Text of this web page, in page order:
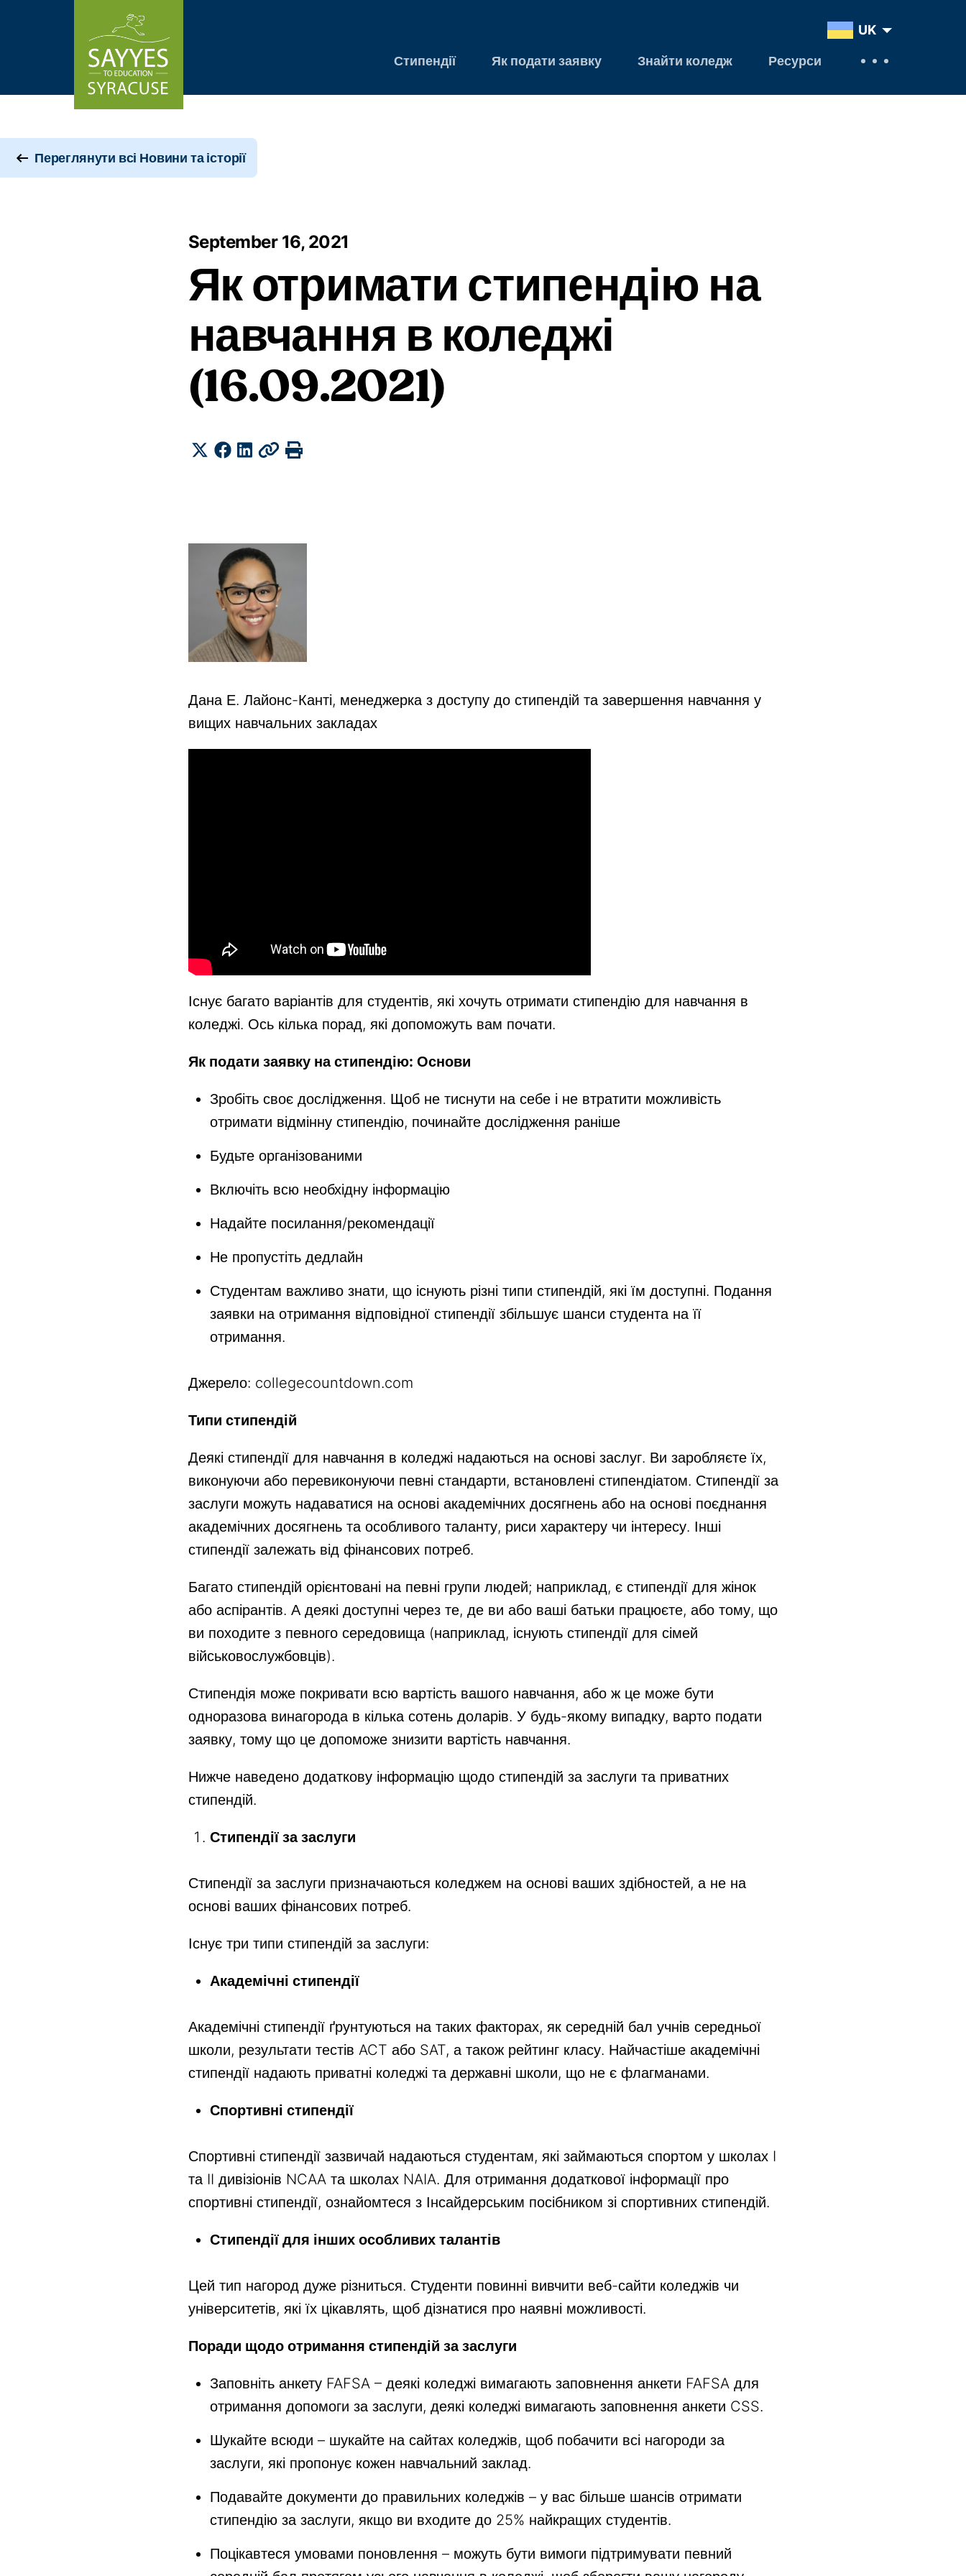
UK
Стипендії Як подати заявку Знайти коледж Ресурси
Переглянути всі Новини та історії
September 16, 2021
Як отримати стипендію на
навчання в коледжі
(16.09.2021)
ShareTwitter
Facebook
LinkedIn
CopyPrint
Дана Е. Лайонс-Канті, менеджерка з доступу до стипендій та завершення навчання у
вищих навчальних закладах
Існує багато варіантів для студентів, які хочуть отримати стипендію для навчання в
коледжі. Ось кілька порад, які допоможуть вам почати.
Як подати заявку на стипендію: Основи
Зробіть своє дослідження. Щоб не тиснути на себе і не втратити можливість
отримати відмінну стипендію, починайте дослідження раніше
Будьте організованими
Включіть всю необхідну інформацію
Надайте посилання/рекомендації
Не пропустіть дедлайн
Студентам важливо знати, що існують різні типи стипендій, які їм доступні. Подання
заявки на отримання відповідної стипендії збільшує шанси студента на її
отримання.
Джерело: collegecountdown.com
Типи стипендій
Деякі стипендії для навчання в коледжі надаються на основі заслуг. Ви заробляєте їх,
виконуючи або перевиконуючи певні стандарти, встановлені стипендіатом. Стипендії за
заслуги можуть надаватися на основі академічних досягнень або на основі поєднання
академічних досягнень та особливого таланту, риси характеру чи інтересу. Інші
стипендії залежать від фінансових потреб.
Багато стипендій орієнтовані на певні групи людей; наприклад, є стипендії для жінок
або аспірантів. А деякі доступні через те, де ви або ваші батьки працюєте, або тому, що
ви походите з певного середовища (наприклад, існують стипендії для сімей
військовослужбовців).
Стипендія може покривати всю вартість вашого навчання, або ж це може бути
одноразова винагорода в кілька сотень доларів. У будь-якому випадку, варто подати
заявку, тому що це допоможе знизити вартість навчання.
Нижче наведено додаткову інформацію щодо стипендій за заслуги та приватних
стипендій.
Стипендії за заслуги
Стипендії за заслуги призначаються коледжем на основі ваших здібностей, а не на
основі ваших фінансових потреб.
Існує три типи стипендій за заслуги:
Академічні стипендії
Академічні стипендії ґрунтуються на таких факторах, як середній бал учнів середньої
школи, результати тестів ACT або SAT, а також рейтинг класу. Найчастіше академічні
стипендії надають приватні коледжі та державні школи, що не є флагманами.
Спортивні стипендії
Спортивні стипендії зазвичай надаються студентам, які займаються спортом у школах I
та II дивізіонів NCAA та школах NAIA. Для отримання додаткової інформації про
спортивні стипендії, ознайомтеся з Інсайдерським посібником зі спортивних стипендій.
Стипендії для інших особливих талантів
Цей тип нагород дуже різниться. Студенти повинні вивчити веб-сайти коледжів чи
університетів, які їх цікавлять, щоб дізнатися про наявні можливості.
Поради щодо отримання стипендій за заслуги
Заповніть анкету FAFSA – деякі коледжі вимагають заповнення анкети FAFSA для
отримання допомоги за заслуги, деякі коледжі вимагають заповнення анкети CSS.
Шукайте всюди – шукайте на сайтах коледжів, щоб побачити всі нагороди за
заслуги, які пропонує кожен навчальний заклад.
Подавайте документи до правильних коледжів – у вас більше шансів отримати
стипендію за заслуги, якщо ви входите до 25% найкращих студентів.
Поцікавтеся умовами поновлення – можуть бути вимоги підтримувати певний